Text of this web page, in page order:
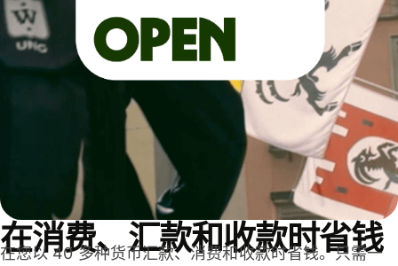
在消费、汇款和收款时省钱
在您以 40 多种货币汇款、消费和收款时省钱。只需一